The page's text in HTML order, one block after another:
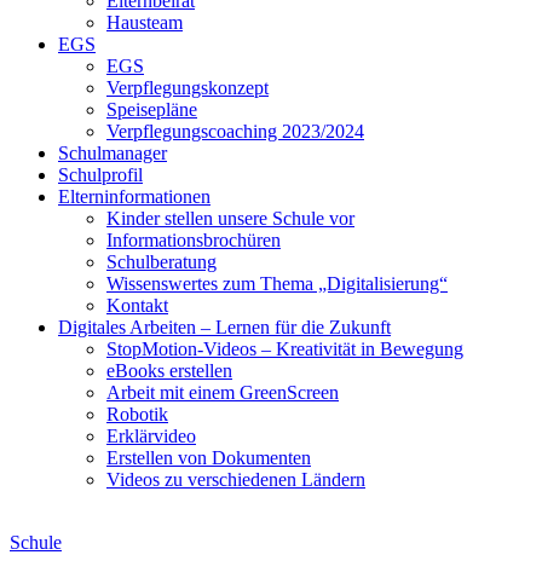
Hausteam
EGS
EGS
Verpflegungskonzept
Speisepläne
Verpflegungscoaching 2023/2024
Schulmanager
Schulprofil
Elterninformationen
Kinder stellen unsere Schule vor
Informationsbrochüren
Schulberatung
Wissenswertes zum Thema „Digitalisierung“
Kontakt
Digitales Arbeiten – Lernen für die Zukunft
StopMotion-Videos – Kreativität in Bewegung
eBooks erstellen
Arbeit mit einem GreenScreen
Robotik
Erklärvideo
Erstellen von Dokumenten
Videos zu verschiedenen Ländern
Schule